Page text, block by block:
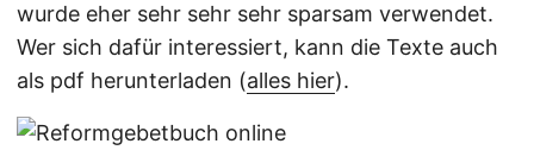
wurde eher sehr sehr sehr sparsam verwendet.
Wer sich dafür interessiert, kann die Texte auch
als pdf herunterladen (alles hier).